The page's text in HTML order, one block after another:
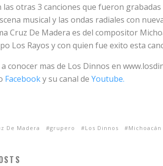
las otras 3 canciones que fueron
musical y las ondas radiales con
Cruz De Madera es del compositor
Los Rayos y con quien fue exito esta
conocer mas de Los Dinnos en
Facebooky su canal de Youtube.
De Madera grupero Los Dinnos Michoacán